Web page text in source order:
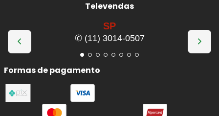
Televendas
SP
✆ (11) 3014-0507
Formas de pagamento